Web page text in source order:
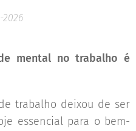
2026
mental no trabalho é
trabalho deixou de ser
essencial para o bem-